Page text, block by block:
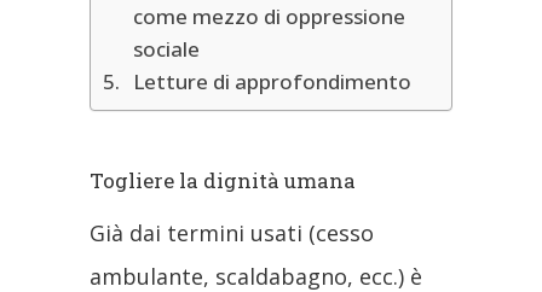
come mezzo di oppressione
sociale
Letture di approfondimento
Togliere la dignità umana
Già dai termini usati (cesso
ambulante, scaldabagno, ecc.) è